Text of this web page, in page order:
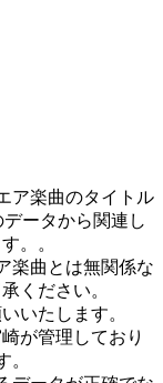
ア楽曲のタイトル
ータから関連し
。。
楽曲とは無関係な
ください。
いたします。
が管理しており
。